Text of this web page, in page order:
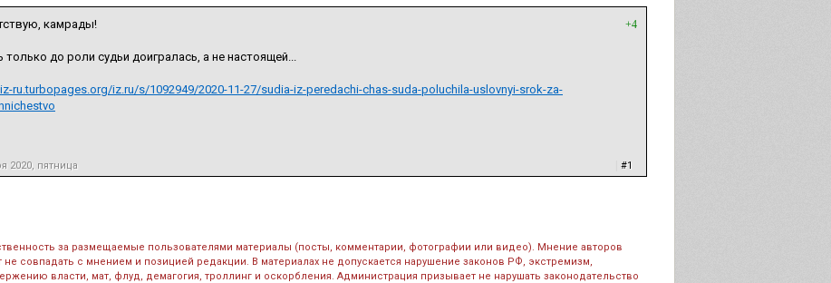
+4
камрады!
только до роли судьи доигралась, а не настоящей...
ru.turbopages.org/iz.ru/s/1092949/2020-11-27/sudia-iz-peredachi-chas-suda-poluchila-uslovnyi-srok-za-
2020, пятница #1
за размещаемые пользователями материалы (посты, комментарии, фотографии или видео). Мнение авторов
совпадать с мнением и позицией редакции. В материалах не допускается нарушение законов РФ, экстремизм,
власти, мат, флуд, демагогия, троллинг и оскорбления. Администрация призывает не нарушать законодательство